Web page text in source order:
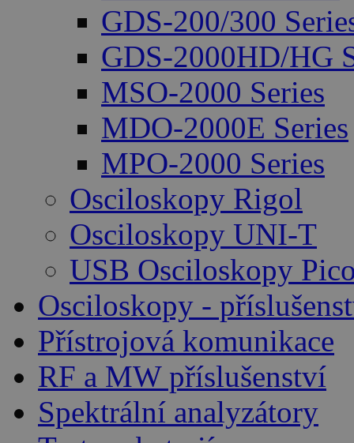
GDS-200/300
GDS-2000HD/HG
MSO-2000 Series
MDO-2000E Series
MPO-2000 Series
Osciloskopy Rigol
Osciloskopy UNI-T
USB Osciloskopy
Osciloskopy -
Přístrojová komunikace
RF a MW příslušenství
Spektrální analyzátory